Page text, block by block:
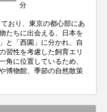
分
おり、東京の都心部にあ
たちに出会える、日本を
と「西園」に分かれ、自
習性を考慮した飼育エリ
角に位置しているため、
博物館、季節の自然散策